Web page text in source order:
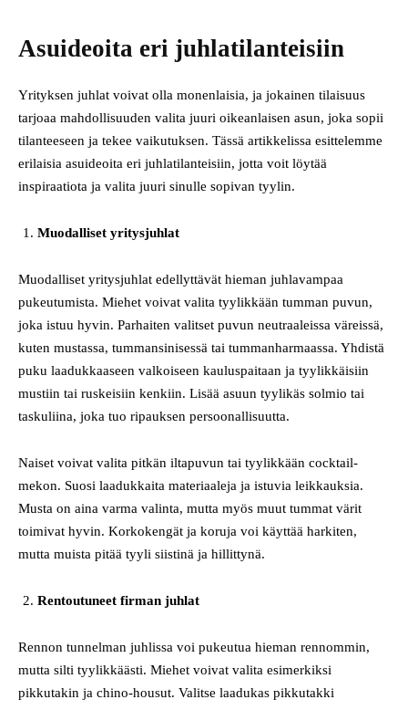
Asuideoita eri juhlatilanteisiin
Yrityksen juhlat voivat olla monenlaisia, ja jokainen tilaisuus
tarjoaa mahdollisuuden valita juuri oikeanlaisen asun, joka sopii
tilanteeseen ja tekee vaikutuksen. Tässä artikkelissa esittelemme
erilaisia asuideoita eri juhlatilanteisiin, jotta voit löytää
inspiraatiota ja valita juuri sinulle sopivan tyylin.
Muodalliset yritysjuhlat
Muodalliset yritysjuhlat edellyttävät hieman juhlavampaa
pukeutumista. Miehet voivat valita tyylikkään tumman puvun,
joka istuu hyvin. Parhaiten valitset puvun neutraaleissa väreissä,
kuten mustassa, tummansinisessä tai tummanharmaassa. Yhdistä
puku laadukkaaseen valkoiseen kauluspaitaan ja tyylikkäisiin
mustiin tai ruskeisiin kenkiin. Lisää asuun tyylikäs solmio tai
taskuliina, joka tuo ripauksen persoonallisuutta.
Naiset voivat valita pitkän iltapuvun tai tyylikkään cocktail-
mekon. Suosi laadukkaita materiaaleja ja istuvia leikkauksia.
Musta on aina varma valinta, mutta myös muut tummat värit
toimivat hyvin. Korkokengät ja koruja voi käyttää harkiten,
mutta muista pitää tyyli siistinä ja hillittynä.
Rentoutuneet firman juhlat
Rennon tunnelman juhlissa voi pukeutua hieman rennommin,
mutta silti tyylikkäästi. Miehet voivat valita esimerkiksi
pikkutakin ja chino-housut. Valitse laadukas pikkutakki